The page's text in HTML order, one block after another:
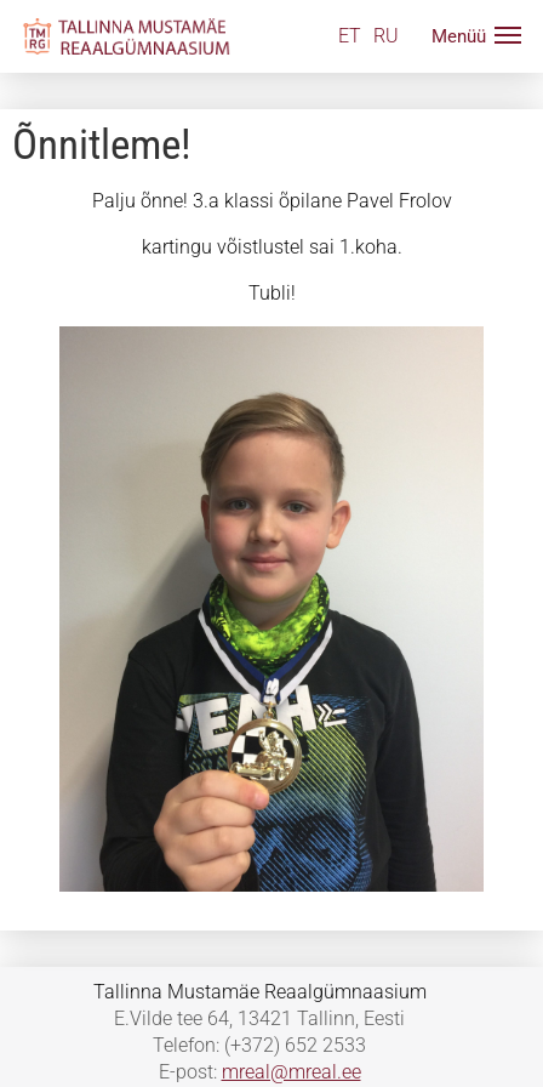
ET RU
Õnnitleme!
Palju õnne! 3.a klassi õpilane Pavel Frolov
kartingu võistlustel sai 1.koha.
Tubli!
Tallinna Mustamäe Reaalgümnaasium
E.Vilde tee 64, 13421 Tallinn, Eesti
Telefon: (+372) 652 2533
E-post: mreal@mreal.ee